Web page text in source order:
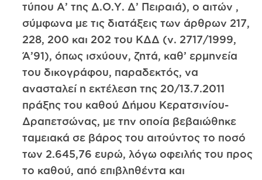
τύπου Α’ της Δ.Ο.Υ. Δ’ Πειραιά), ο αιτών ,
σύμφωνα με τις διατάξεις των άρθρων 217,
228, 200 και 202 του ΚΔΔ (ν. 2717/1999,
Ά’91), όπως ισχύουν, ζητά, καθ’ ερμηνεία
του δικογράφου, παραδεκτός, να
ανασταλεί η εκτέλεση της 20/13.7.2011
πράξης του καθού Δήμου Κερατσινίου-
Δραπετσώνας, με την οποία βεβαιώθηκε
ταμειακά σε βάρος του αιτούντος το ποσό
των 2.645,76 ευρώ, λόγω οφειλής του προς
το καθού, από επιβληθέντα και